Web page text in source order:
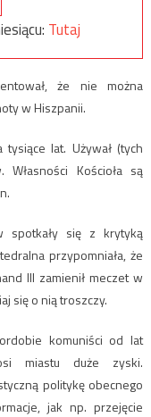
Tutaj
że nie można
w Hiszpanii.
lat. Używał (tych
Kościoła są
spotkały się z krytyką
przypomniała, że
III zamienił meczet w
się o nią troszczy.
komuniści od lat
miastu duże zyski.
politykę obecnego
jak np. przejęcie